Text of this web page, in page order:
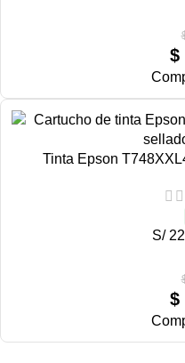
$
Tinta Epson
$
S/